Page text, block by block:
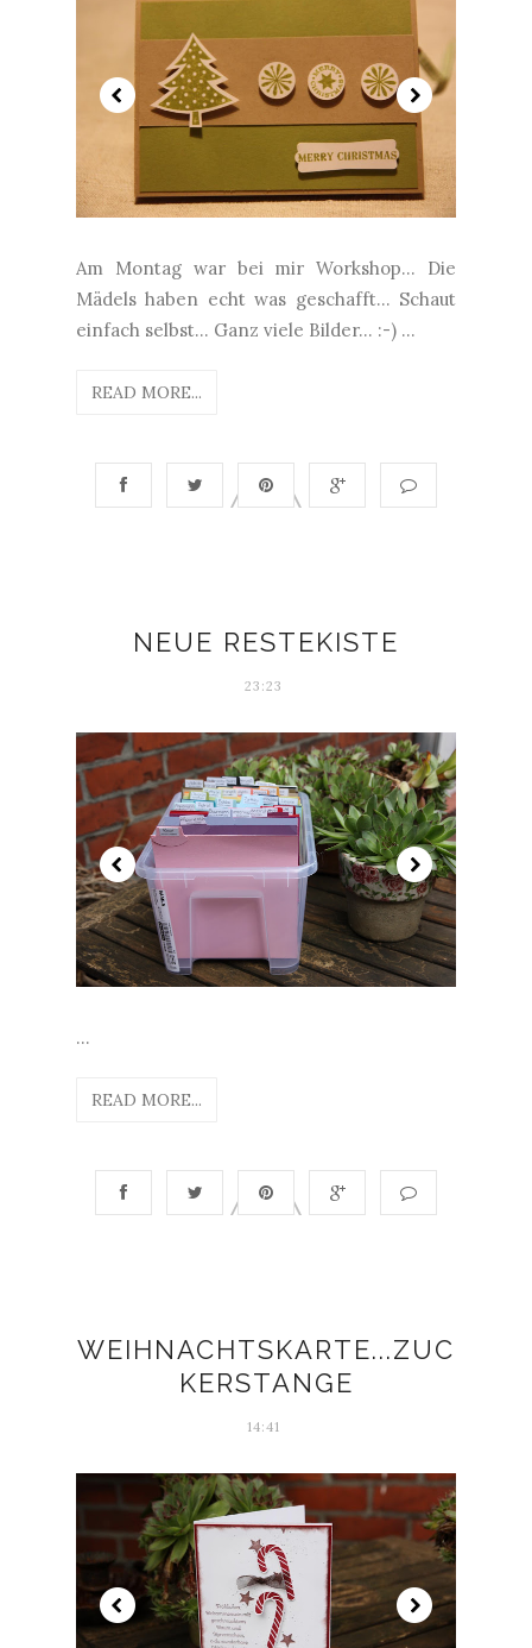
Am Montag war bei mir Workshop... Die
Mädels haben echt was geschafft... Schaut
einfach selbst... Ganz viele Bilder... :-) ...
READ MORE...
NEUE RESTEKISTE
23:23
...
READ MORE...
WEIHNACHTSKARTE...ZUC
KERSTANGE
14:41